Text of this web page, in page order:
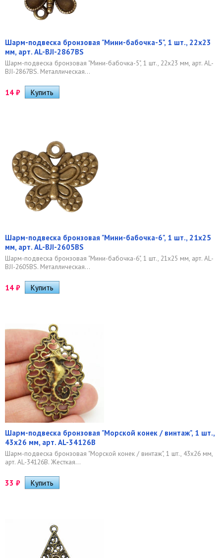
Шарм-подвеска бронзовая "Мини-бабочка-5", 1 шт., 22х23
мм, арт. AL-BJI-2867BS
Шарм-подвеска бронзовая "Мини-бабочка-5", 1 шт., 22х23 мм, арт. AL-
BJI-2867BS. Металлическая...
14 ₽
Шарм-подвеска бронзовая "Мини-бабочка-6", 1 шт., 21х25
мм, арт. AL-BJI-2605BS
Шарм-подвеска бронзовая "Мини-бабочка-6", 1 шт., 21х25 мм, арт. AL-
BJI-2605BS. Металлическая...
14 ₽
Шарм-подвеска бронзовая "Морской конек / винтаж", 1 шт.,
43х26 мм, арт. AL-34126B
Шарм-подвеска бронзовая "Морской конек / винтаж", 1 шт., 43х26 мм,
арт. AL-34126B. Жесткая...
33 ₽